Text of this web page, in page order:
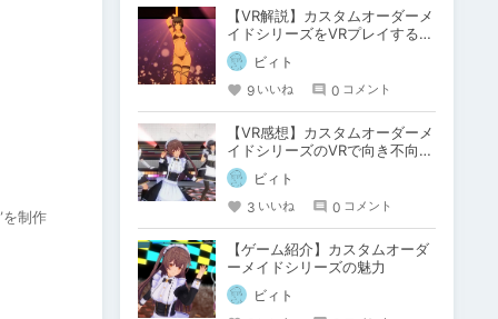
制作
【VR解説】カスタムオーダーメ
イドシリーズをVRプレイする為
の準備と操作方法
ビィト
9 いいね 0 コメント
【VR感想】カスタムオーダーメ
イドシリーズのVRで向き不向き
の機能
ビィト
3 いいね 0 コメント
【ゲーム紹介】カスタムオーダ
ーメイドシリーズの魅力
ビィト